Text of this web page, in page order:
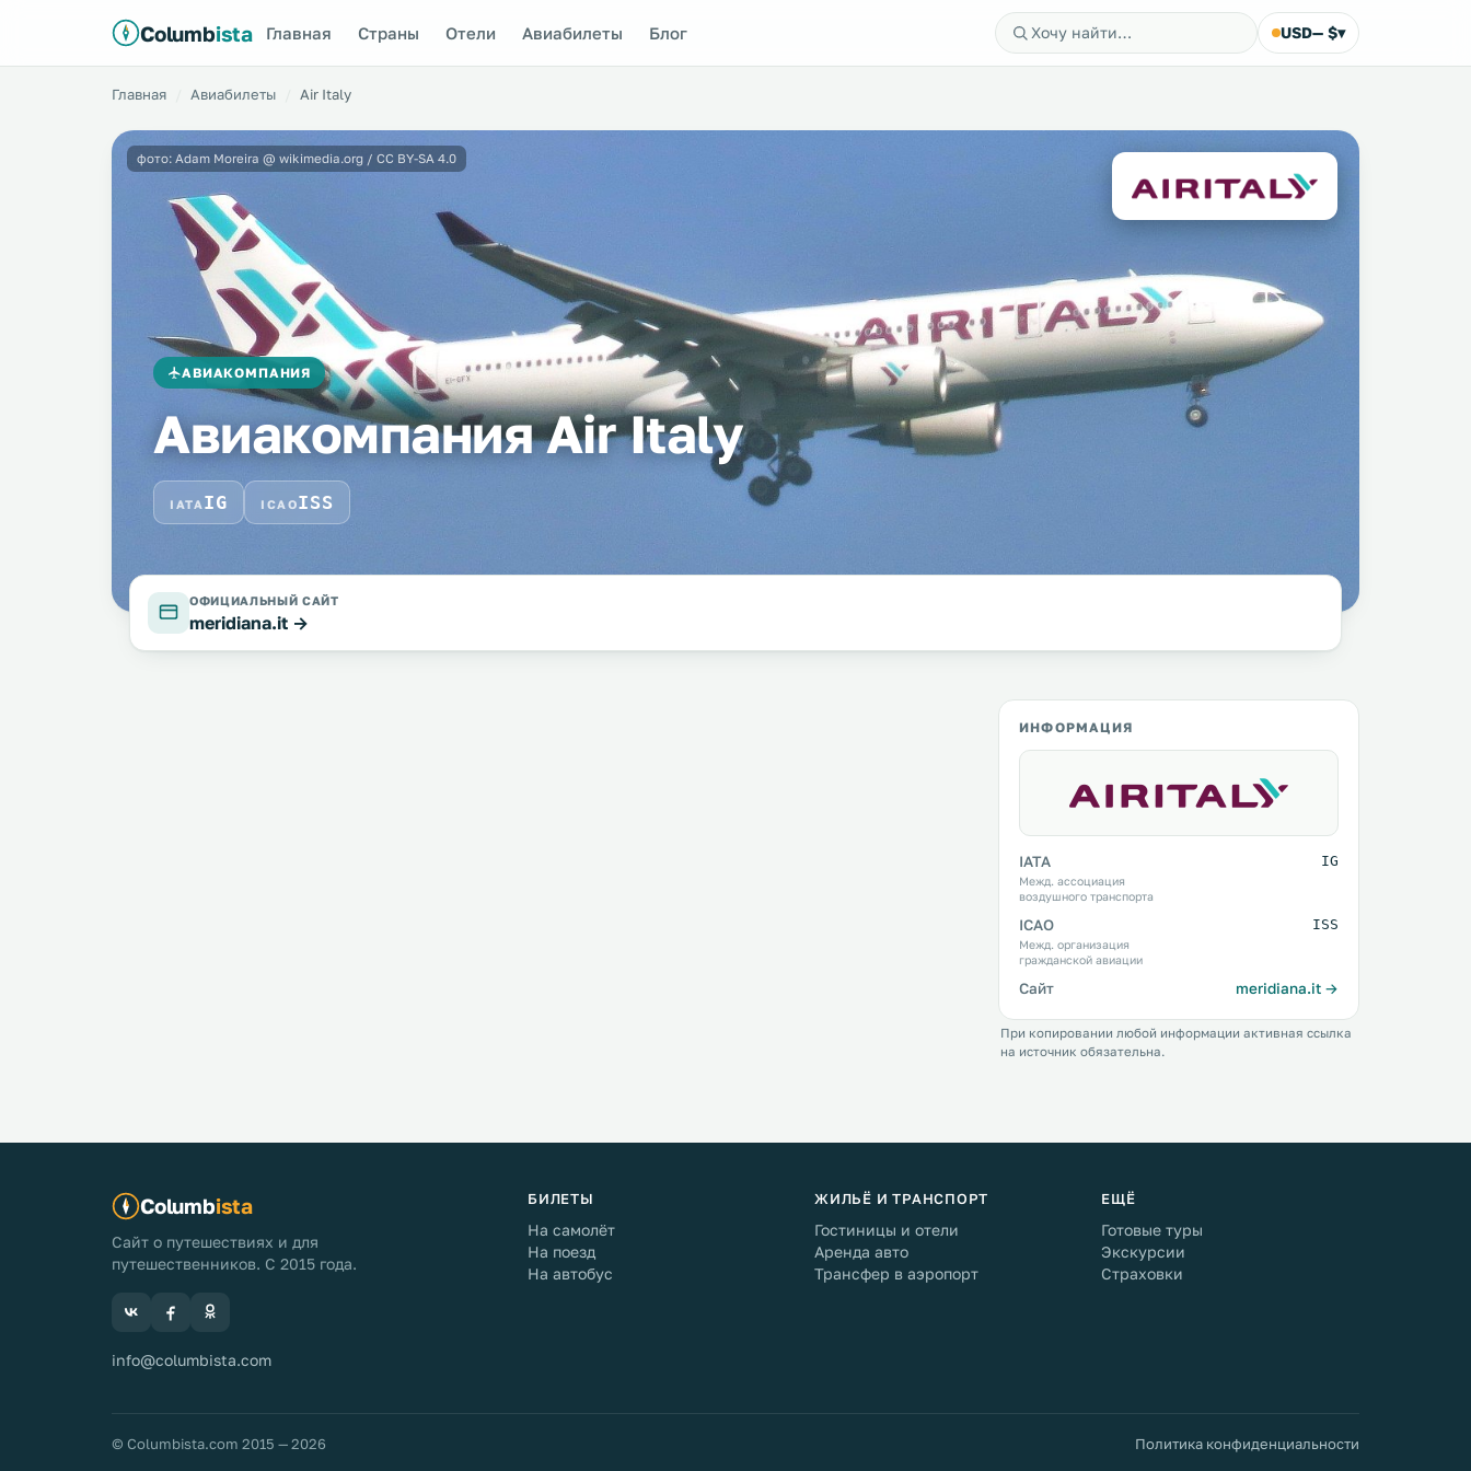
Columbista Главная Страны Отели Авиабилеты Блог USD— $▾
Главная Авиабилеты Air Italy
АВИАКОМПАНИЯ
Авиакомпания Air Italy
IATA IG ICAOISS
фото: Adam Moreira @ wikimedia.org / CC BY-SA 4.0
ОФИЦИАЛЬНЫЙ САЙТ
meridiana.it →
ИНФОРМАЦИЯ
IATA
Межд. ассоциация
воздушного транспорта
IG
ICAO
Межд. организация
гражданской авиации
ISS
Сайт meridiana.it →
При копировании любой информации активная ссылка
на источник обязательна.
Columbista
Сайт о путешествиях и для
путешественников. С 2015 года.
info@columbista.com
БИЛЕТЫ
На самолёт
На поезд
На автобус
ЖИЛЬЁ И ТРАНСПОРТ
Гостиницы и отели
Аренда авто
Трансфер в аэропорт
ЕЩЁ
Готовые туры
Экскурсии
Страховки
© Columbista.com 2015 — 2026 Политика конфиденциальности